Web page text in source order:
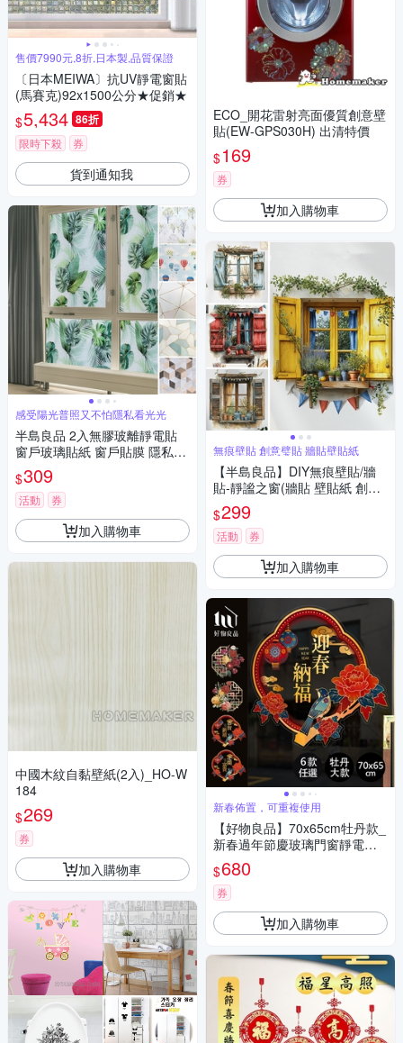
售價7990元,8折,日本製,品質保證
〔日本MEIWA〕抗UV靜電窗貼
(馬賽克)92x1500公分★促銷★
$5,434 86折
限時下殺 券
貨到通知我
感受陽光普照又不怕隱私看光光
半島良品 2入無膠玻離靜電貼
窗戶玻璃貼紙 窗戶貼膜 隱私貼
窗戶貼紙 彩色 45X200
$309
活動 券
加入購物車
中國木紋自黏壁紙(2入)_HO-W
184
$269
券
加入購物車
ECO_開花雷射亮面優質創意壁
貼(EW-GPS030H) 出清特價
$169
券
加入購物車
無痕壁貼 創意璧貼 牆貼壁貼紙
【半島良品】DIY無痕壁貼/牆
貼-靜謐之窗(牆貼 壁貼紙 創意
璧貼)
$299
活動 券
加入購物車
新春佈置，可重複使用
【好物良品】70x65cm牡丹款_
新春過年節慶玻璃門窗靜電窗
貼
$680
券
加入購物車